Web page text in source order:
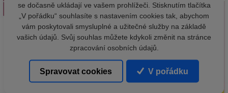
se dočasně ukládají ve vašem prohlížeči. Stisknutím tlačítka
„V pořádku“ souhlasíte s nastavením cookies tak, abychom
vám poskytovali smysluplné a užitečné služby na základě
vašich údajů. Svůj souhlas můžete kdykoli změnit na stránce
zpracování osobních údajů.
Spravovat cookies V pořádku